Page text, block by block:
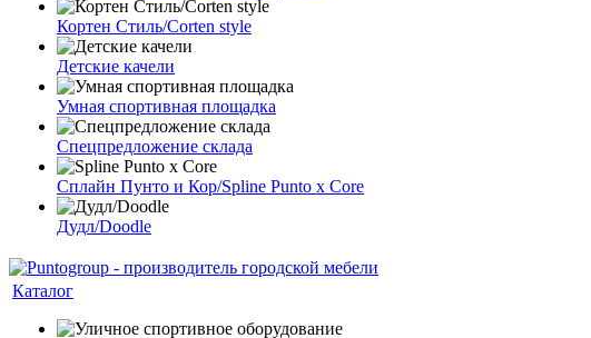
Кортен Стиль/Corten style
Детские качели
Умная спортивная площадка
Спецпредложение склада
Сплайн Пунто и Кор/Spline Punto x Core
Дудл/Doodle
Каталог